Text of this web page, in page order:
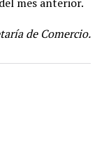
de Comercio.